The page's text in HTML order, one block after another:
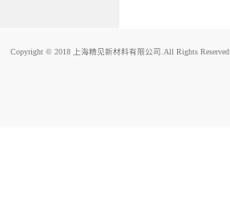
Copyright © 2018 上海精见新材料有限公司.All Rights Reserved